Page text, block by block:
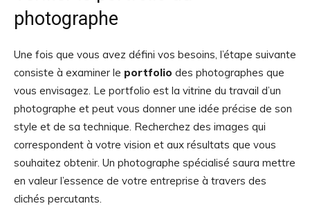
photographe
Une fois que vous avez défini vos besoins, l’étape suivante
consiste à examiner le portfolio des photographes que
vous envisagez. Le portfolio est la vitrine du travail d’un
photographe et peut vous donner une idée précise de son
style et de sa technique. Recherchez des images qui
correspondent à votre vision et aux résultats que vous
souhaitez obtenir. Un photographe spécialisé saura mettre
en valeur l’essence de votre entreprise à travers des
clichés percutants.